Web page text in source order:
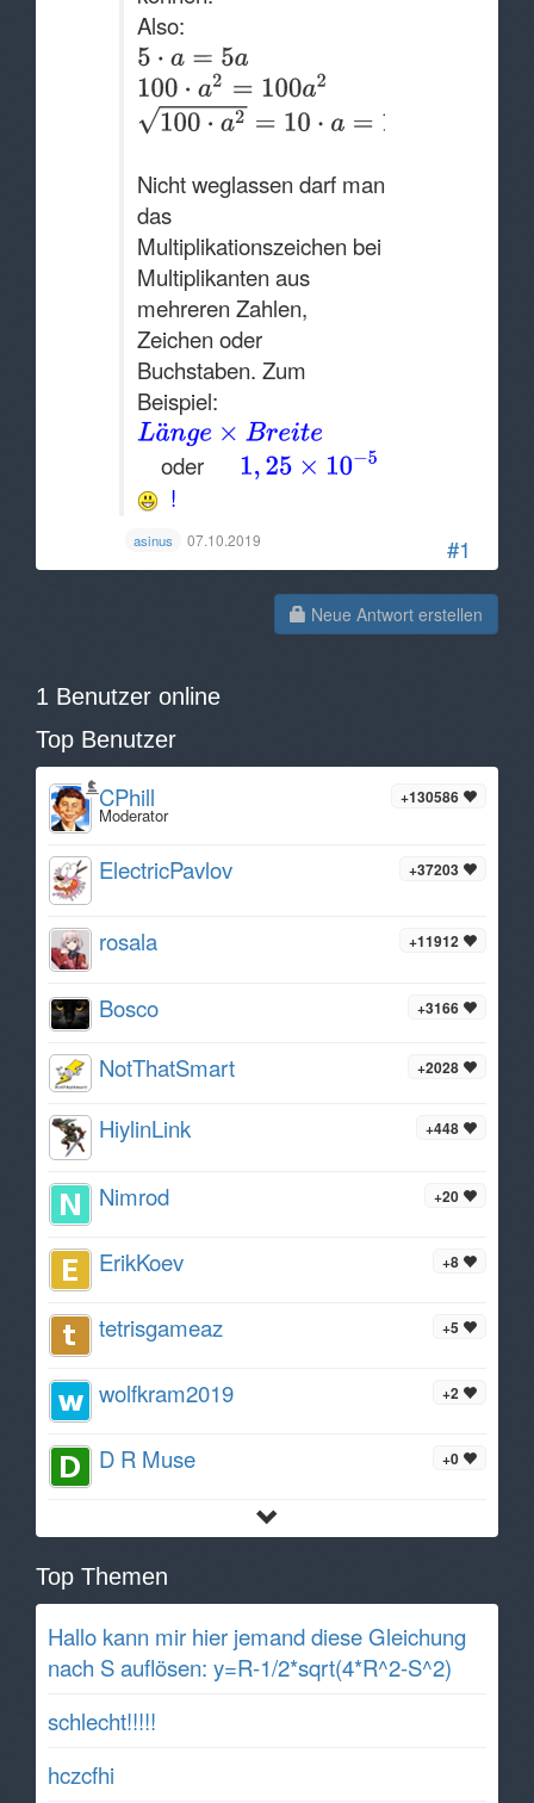
#1
Also:
Nicht weglassen darf man
das
Multiplikationszeichen bei
Multiplikanten aus
mehreren Zahlen,
Zeichen oder
Buchstaben. Zum
Beispiel:
oder
!
asinus 07.10.2019
Neue Antwort erstellen
1 Benutzer online
Top Benutzer
+130586
CPhill
Moderator
+37203
ElectricPavlov
+11912
rosala
+3166
Bosco
+2028
NotThatSmart
+448
HiylinLink
+20
Nimrod
+8
ErikKoev
+5
tetrisgameaz
+2
wolfkram2019
+0
D R Muse
Top Themen
Hallo kann mir hier jemand diese Gleichung
nach S auflösen: y=R-1/2*sqrt(4*R^2-S^2)
schlecht!!!!!
hczcfhi